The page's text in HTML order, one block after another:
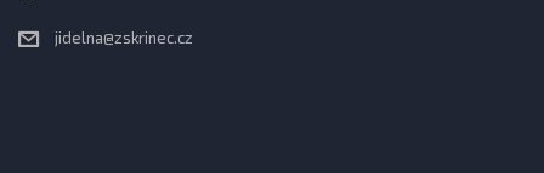
jidelna@zskrinec.cz